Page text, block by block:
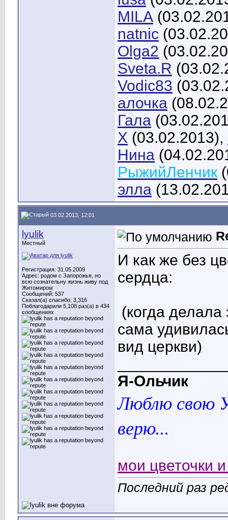
MILA
natnic
Olga2
Sveta.R
Vodic83
алочка
Гала
X (03.02.2013),
Нина
РыжийЛенчик
элла
03.02.2013, 12:01
lyulik
Местный
Регистрация: 31.05.2009
Адрес: родом с Запорожья, но
всю сознательну жизнь живу под
Житомиром
Сообщений: 537
Сказал(а) спасибо: 3,316
Поблагодарили 5,108 раз(а) в 434
сообщениях
И как же без
сердца:
(когда
сама
вид церкви)
Я-Ольчик
Люблю свою
верю...
мои цветочки
Последний раз